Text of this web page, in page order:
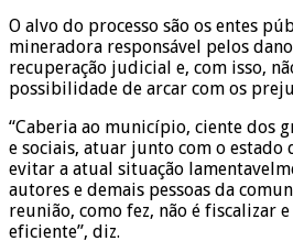
O alvo do processo são os entes
mineradora responsável pelos
recuperação judicial e, com isso,
possibilidade de arcar com os
“Caberia ao município, ciente dos
e sociais, atuar junto com o estado
evitar a atual situação
autores e demais pessoas da
reunião, como fez, não é fiscalizar
eficiente”, diz.